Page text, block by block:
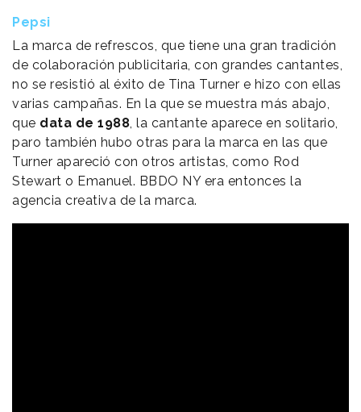
Pepsi
La marca de refrescos, que tiene una gran tradición
de colaboración publicitaria, con grandes cantantes,
no se resistió al éxito de Tina Turner e hizo con ellas
varias campañas. En la que se muestra más abajo,
que data de 1988 , la cantante aparece en solitario,
paro también hubo otras para la marca en las que
Turner apareció con otros artistas, como Rod
Stewart o Emanuel. BBDO NY era entonces la
agencia creativa de la marca.